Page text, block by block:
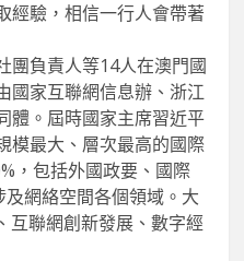
經驗，相信一行人會帶著
團負責人等14人在澳門國
國家互聯網信息辦、浙江
。屆時國家主席習近平
模最大、層次最高的國際
，包括外國政要、國際
網絡空間各個領域。大
互聯網創新發展、數字經